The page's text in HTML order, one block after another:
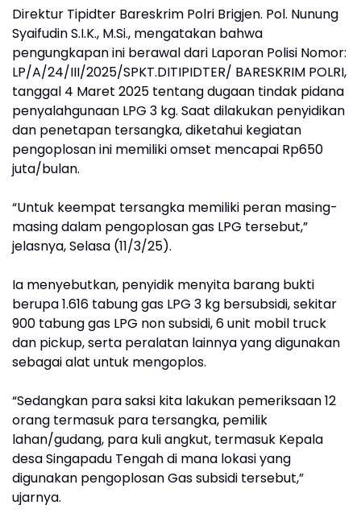
Direktur Tipidter Bareskrim Polri Brigjen. Pol. Nunung
Syaifudin S.I.K., M.Si., mengatakan bahwa
pengungkapan ini berawal dari Laporan Polisi Nomor:
LP/A/24/III/2025/SPKT.DITIPIDTER/ BARESKRIM POLRI,
tanggal 4 Maret 2025 tentang dugaan tindak pidana
penyalahgunaan LPG 3 kg. Saat dilakukan penyidikan
dan penetapan tersangka, diketahui kegiatan
pengoplosan ini memiliki omset mencapai Rp650
juta/bulan.
“Untuk keempat tersangka memiliki peran masing-
masing dalam pengoplosan gas LPG tersebut,”
jelasnya, Selasa (11/3/25).
Ia menyebutkan, penyidik menyita barang bukti
berupa 1.616 tabung gas LPG 3 kg bersubsidi, sekitar
900 tabung gas LPG non subsidi, 6 unit mobil truck
dan pickup, serta peralatan lainnya yang digunakan
sebagai alat untuk mengoplos.
“Sedangkan para saksi kita lakukan pemeriksaan 12
orang termasuk para tersangka, pemilik
lahan/gudang, para kuli angkut, termasuk Kepala
desa Singapadu Tengah di mana lokasi yang
digunakan pengoplosan Gas subsidi tersebut,”
ujarnya.